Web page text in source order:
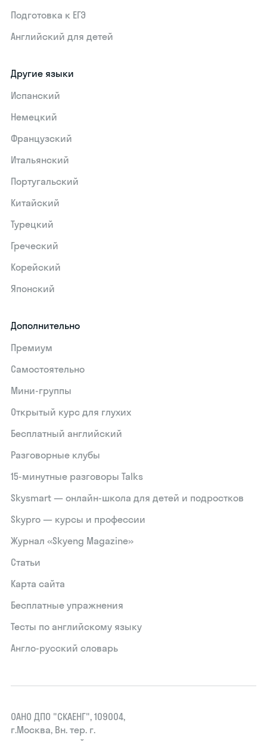
Подготовка к ЕГЭ
Английский для детей
Другие языки
Испанский
Немецкий
Французский
Итальянский
Португальский
Китайский
Турецкий
Греческий
Корейский
Японский
Дополнительно
Премиум
Самостоятельно
Мини-группы
Открытый курс для глухих
Бесплатный английский
Разговорные клубы
15‑минутные разговоры Talks
Skysmart — онлайн-школа для детей и подростков
Skypro — курсы и профессии
Журнал «Skyeng Magazine»
Статьи
Карта сайта
Бесплатные упражнения
Тесты по английскому языку
Англо-русский словарь
ОАНО ДПО "СКАЕНГ", 109004,
г.Москва, Вн. тер. г.